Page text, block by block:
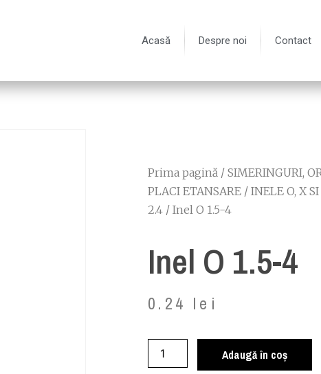
Acasă Despre noi Contact
Prima pagină / SIMERINGURI,
PLACI ETANSARE / INELE O, X SI
2.4 / Inel O 1.5-4
Inel O 1.5-4
0.24 lei
Adaugă în coș